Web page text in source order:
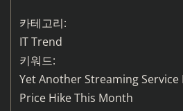
카테고리:
IT Trend
키워드:
Yet Another Streaming Service
Price Hike This Month